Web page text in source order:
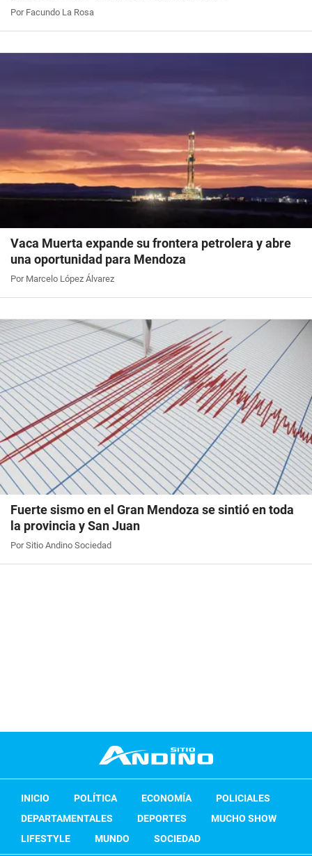
Por Facundo La Rosa
Vaca Muerta expande su frontera petrolera y abre
una oportunidad para Mendoza
Por Marcelo López Álvarez
Fuerte sismo en el Gran Mendoza se sintió en toda
la provincia y San Juan
Por Sitio Andino Sociedad
INICIO POLÍTICA ECONOMÍA
POLICIALES
DEPARTAMENTALES
DEPORTES
MUCHO SHOW
LIFESTYLE
MUNDO SOCIEDAD